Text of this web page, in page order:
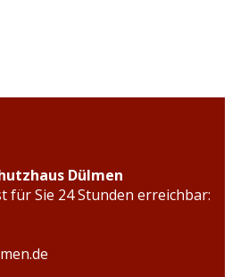
Dülmen
Sie 24 Stunden erreichbar: